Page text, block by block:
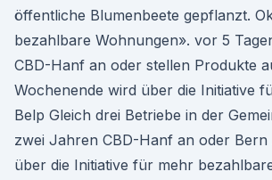
öffentliche Blumenbeete gepflanzt.
bezahlbare Wohnungen». vor 5
CBD-Hanf an oder stellen Produkte
Wochenende wird über die Initiative
Belp Gleich drei Betriebe in der
zwei Jahren CBD-Hanf an oder
über die Initiative für mehr